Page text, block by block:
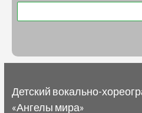
Детский вокально-
«Ангелы мира»